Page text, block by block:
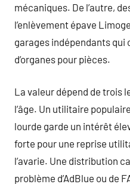
mécaniques. De l’autre,
l’enlèvement épave
garages indépendants qui
d’organes pour pièces.
La valeur dépend de trois
l’âge. Un utilitaire
lourde garde un intérêt
forte pour une reprise
l’avarie. Une distribution
problème d’AdBlue ou de